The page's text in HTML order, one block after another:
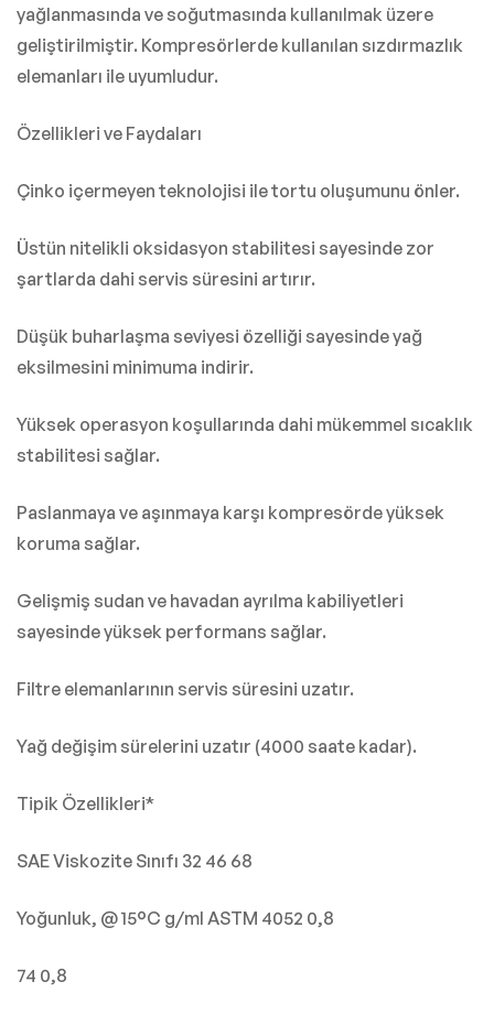
yağlanmasında ve soğutmasında kullanılmak üzere
geliştirilmiştir. Kompresörlerde kullanılan sızdırmazlık
elemanları ile uyumludur.
Özellikleri ve Faydaları
Çinko içermeyen teknolojisi ile tortu oluşumunu önler.
Üstün nitelikli oksidasyon stabilitesi sayesinde zor
şartlarda dahi servis süresini artırır.
Düşük buharlaşma seviyesi özelliği sayesinde yağ
eksilmesini minimuma indirir.
Yüksek operasyon koşullarında dahi mükemmel sıcaklık
stabilitesi sağlar.
Paslanmaya ve aşınmaya karşı kompresörde yüksek
koruma sağlar.
Gelişmiş sudan ve havadan ayrılma kabiliyetleri
sayesinde yüksek performans sağlar.
Filtre elemanlarının servis süresini uzatır.
Yağ değişim sürelerini uzatır (4000 saate kadar).
Tipik Özellikleri*
SAE Viskozite Sınıfı 32 46 68
Yoğunluk, @ 15°C g/ml ASTM 4052 0,8
74 0,8